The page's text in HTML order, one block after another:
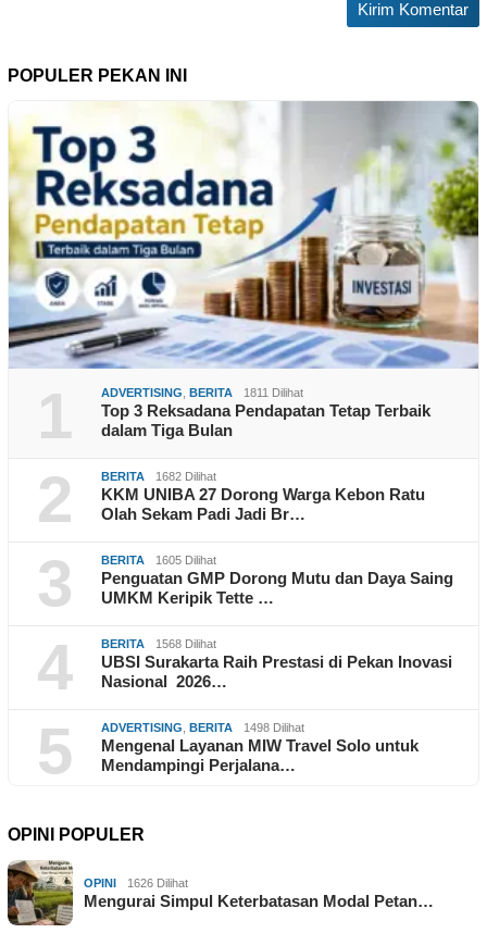
POPULER PEKAN INI
1 ADVERTISING BERITA 1811 Dilihat
Top 3 Reksadana Pendapatan Tetap Terbaik
dalam Tiga Bulan
2 BERITA 1682 Dilihat
KKM UNIBA 27 Dorong Warga Kebon Ratu
Olah Sekam Padi Jadi Br…
3 BERITA 1605 Dilihat
Penguatan GMP Dorong Mutu dan Daya Saing
UMKM Keripik Tette …
4 BERITA 1568 Dilihat
UBSI Surakarta Raih Prestasi di Pekan Inovasi
Nasional 2026…
5 ADVERTISING BERITA 1498 Dilihat
Mengenal Layanan MIW Travel Solo untuk
Mendampingi Perjalana…
OPINI POPULER
OPINI 1626 Dilihat
Mengurai Simpul Keterbatasan Modal Petan…